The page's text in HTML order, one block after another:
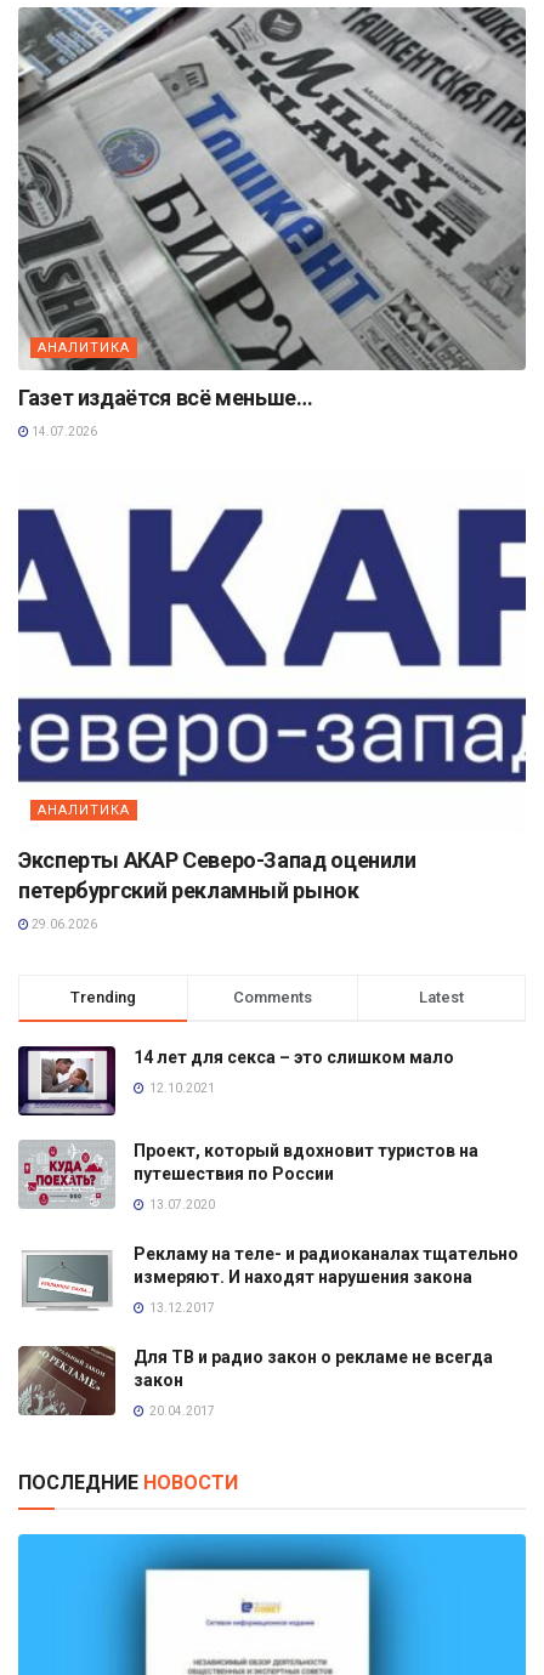
АНАЛИТИКА
Газет издаётся всё меньше…
14.07.2026
АНАЛИТИКА
Эксперты АКАР Северо-Запад оценили
петербургский рекламный рынок
29.06.2026
Trending Comments Latest
14 лет для секса – это слишком мало
12.10.2021
Проект, который вдохновит туристов на
путешествия по России
13.07.2020
Рекламу на теле- и радиоканалах тщательно
измеряют. И находят нарушения закона
13.12.2017
Для ТВ и радио закон о рекламе не всегда
закон
20.04.2017
ПОСЛЕДНИЕ НОВОСТИ